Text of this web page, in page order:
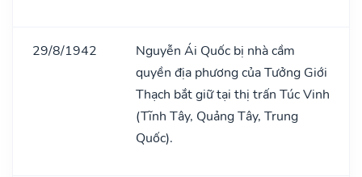
29/8/1942
Nguyễn Ái Quốc bị nhà cầm
quyền địa phương của Tưởng Giới
Thạch bắt giữ tại thị trấn Túc Vinh
(Tĩnh Tây, Quảng Tây, Trung
Quốc).